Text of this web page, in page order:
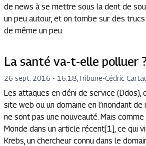
de news à se mettre sous la dent de
un peu autour, et on tombe sur des
de même un peu.
La santé va-t-elle polluer
26 sept. 2016 - 16:18 Tribune-Cédric
Les attaques en déni de service (Ddos),
site web ou un domaine en l’inondant de
ne sont pas une nouveauté. Mais
Monde dans un article récent[1], ce qui
Krebs, un chercheur connu dans le